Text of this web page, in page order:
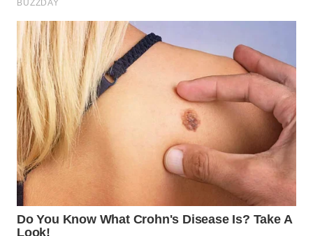
LANGKAT
WN
TAPANULI
SELATAN
WN
TANJUNG
LESUNG
KARO